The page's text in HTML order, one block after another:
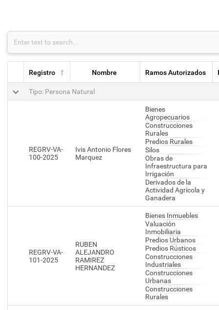
Registro Nombre Ramos Autorizados
Tipo: Persona Natural
REGRV-VA-
100-2025
Ivis Antonio Flores
Marquez
Bienes
Agropecuarios
Construcciones
Rurales
Predios Rurales
Silos
Obras de
Infraestructura para
Irrigación
Derivados de la
Actividad Agrícola y
Ganadera
REGRV-VA-
101-2025
RUBEN
ALEJANDRO
RAMIREZ
HERNANDEZ
Bienes Inmuebles
Valuación
Inmobiliaria
Predios Urbanos
Predios Rústicos
Construcciones
Industriales
Construcciones
Urbanas
Construcciones
Rurales